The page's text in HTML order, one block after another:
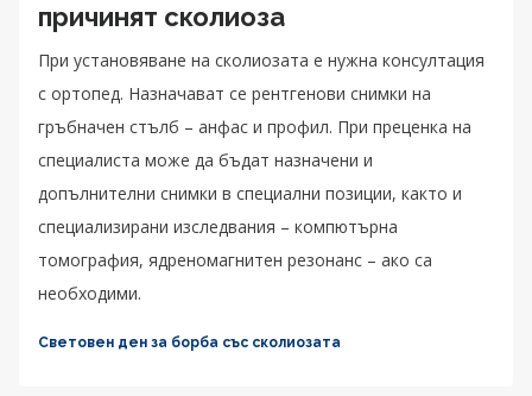
причинят сколиоза
При установяване на сколиозата е нужна консултация
с ортопед. Назначават се рентгенови снимки на
гръбначен стълб – анфас и профил. При преценка на
специалиста може да бъдат назначени и
допълнителни снимки в специални позиции, както и
специализирани изследвания – компютърна
томография, ядреномагнитен резонанс – ако са
необходими.
Световен ден за борба със сколиозата